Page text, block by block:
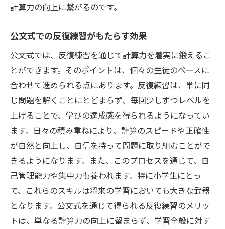
計算力の向上に繋がるのです。
公文式での反復練習がもたらす効果
公文式では、反復練習を通じて計算力を着実に鍛えるこ
とができます。そのポイントは、個々の生徒のペースに
合わせて進められる点にあります。反復練習は、単に同
じ問題を解くことにとどまらず、毎回少しずつレベルを
上げることで、学びの達成感を得られるようになってい
ます。日々の積み重ねにより、計算のスピードや正確性
が自然と向上し、自信を持って問題に取り組むことがで
きるようになります。また、このプロセスを通じて、自
己管理能力や集中力も養われます。特に小学生にとっ
て、これらのスキルは将来の学習においても大きな武器
となります。公文式を通じて得られる反復練習のメリッ
トは、単なる計算力の向上に留まらず、学習全般に対す